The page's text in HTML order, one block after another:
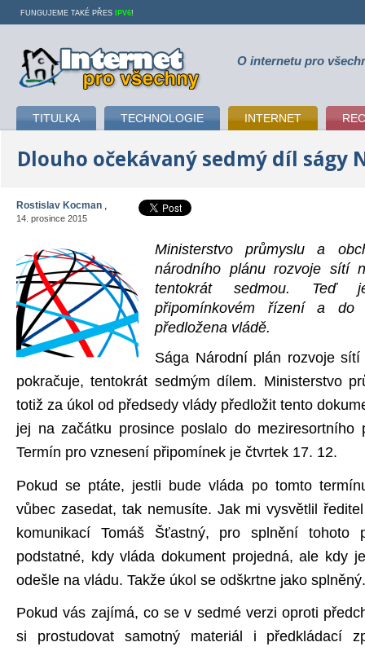
Internet pro všechny O internetu pro
TITULKA TECHNOLOGIE INTERNET
FUNGUJEME TAKÉ PŘES IPV6!
Dlouho očekávaný sedmý díl ságy
Rostislav Kocman
14. prosince 2015
Ministerstvo průmyslu a
národního plánu rozvoje sítí
tentokrát sedmou. Teď
připomínkovém řízení a
předložena vládě.
Sága Národní plán rozvoje
pokračuje, tentokrát sedmým dílem. Ministerstvo
totiž za úkol od předsedy vlády předložit tento
jej na začátku prosince poslalo do meziresortního
Termín pro vznesení připomínek je čtvrtek 17. 12.
Pokud se ptáte, jestli bude vláda po tomto
vůbec zasedat, tak nemusíte. Jak mi vysvětlil
komunikací Tomáš Šťastný, pro splnění tohoto
podstatné, kdy vláda dokument projedná, ale kdy
odešle na vládu. Takže úkol se odškrtne jako splněný.
Pokud vás zajímá, co se v sedmé verzi oproti
si prostudovat samotný materiál i předkládací